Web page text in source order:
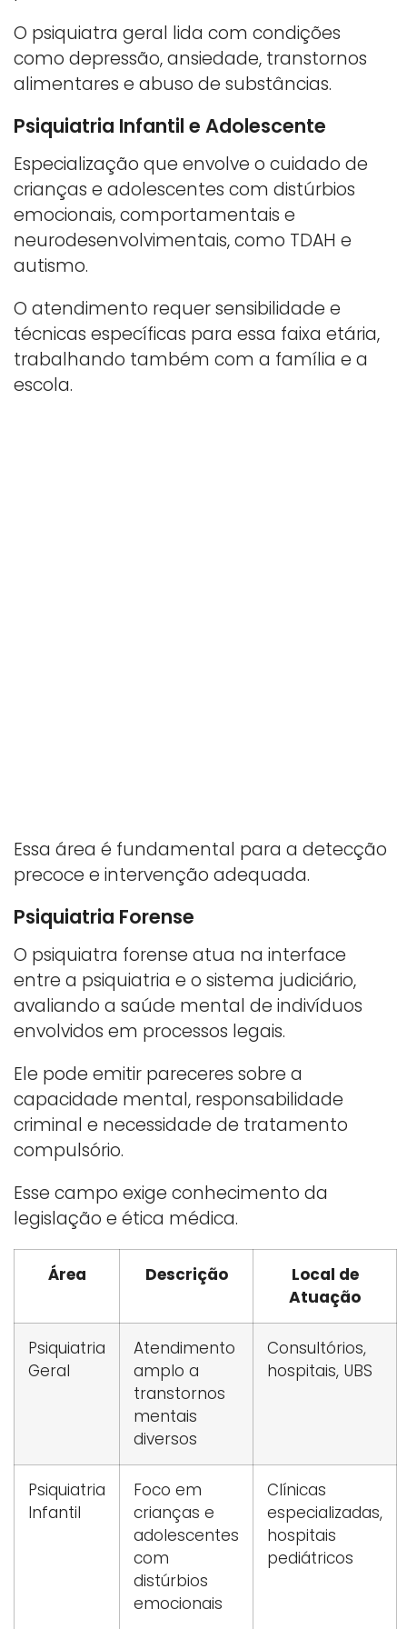
O psiquiatra geral lida com condições
como depressão, ansiedade, transtornos
alimentares e abuso de substâncias.
Psiquiatria Infantil e Adolescente
Especialização que envolve o cuidado de
crianças e adolescentes com distúrbios
emocionais, comportamentais e
neurodesenvolvimentais, como TDAH e
autismo.
O atendimento requer sensibilidade e
técnicas específicas para essa faixa etária,
trabalhando também com a família e a
escola.
Essa área é fundamental para a detecção
precoce e intervenção adequada.
Psiquiatria Forense
O psiquiatra forense atua na interface
entre a psiquiatria e o sistema judiciário,
avaliando a saúde mental de indivíduos
envolvidos em processos legais.
Ele pode emitir pareceres sobre a
capacidade mental, responsabilidade
criminal e necessidade de tratamento
compulsório.
Esse campo exige conhecimento da
legislação e ética médica.
Área Descrição
Local de
Atuação
Psiquiatria
Geral
Atendimento
amplo a
transtornos
mentais
diversos
Consultórios,
hospitais, UBS
Psiquiatria
Infantil
Foco em
crianças e
adolescentes
com
distúrbios
emocionais
Clínicas
especializadas,
hospitais
pediátricos